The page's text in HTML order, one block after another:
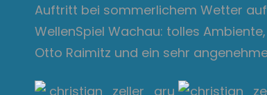
Auftritt bei sommerlichem Wetter
WellenSpiel Wachau: tolles
Otto Raimitz und ein sehr